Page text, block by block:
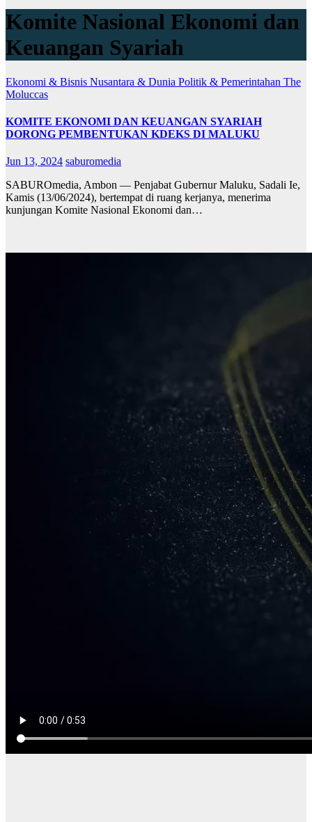
Komite Nasional Ekonomi dan
Keuangan Syariah
Ekonomi & Bisnis Nusantara & Dunia Politik & Pemerintahan The
Moluccas
KOMITE EKONOMI DAN KEUANGAN SYARIAH
DORONG PEMBENTUKAN KDEKS DI MALUKU
Jun 13, 2024 saburomedia
SABUROmedia, Ambon — Penjabat Gubernur Maluku, Sadali Ie,
Kamis (13/06/2024), bertempat di ruang kerjanya, menerima
kunjungan Komite Nasional Ekonomi dan…